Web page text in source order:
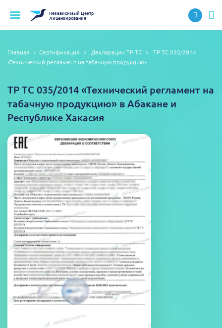
НезависимыйЦентр
Лицензирования
Главная Сертификация Декларации ТР ТС
ТР ТС 035/2014
«Технический регламент на табачную продукцию»
ТР ТС 035/2014 «Технический регламент на
табачную продукцию» в Абакане и
Республике Хакасия